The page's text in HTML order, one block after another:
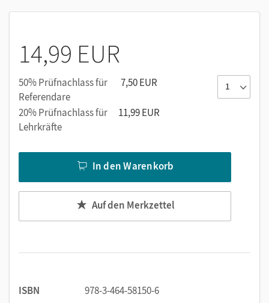
Berechnung des Prozentsatzes
Brüchen
Berechnung des Prozentwertes
Berechnung des Grundwertes
Sachrechnen, Prozentwert
Sachrechnen, Grundwert und Prozentsatz
Diagramme und Tabellen
Streifendiagramme und Tabellen
Schlussrechnung, direktes Verhältnis
Schlussrechnung, umgekehrtes Verhältnis
Parallelogramm, Raute, Drachen, Trapez
Pläne und Maßstab
Quader und Rundsäule
Flug zu den Planeten
14,99 EUR
50% Prüfnachlass für
Referendare
7,50 EUR
20% Prüfnachlass für
Lehrkräfte
11,99 EUR
In den Warenkorb
Auf den Merkzettel
ISBN
978-3-464-58150-6